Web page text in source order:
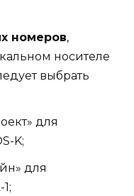
номеров,
носителе
выбрать
для
K;
для